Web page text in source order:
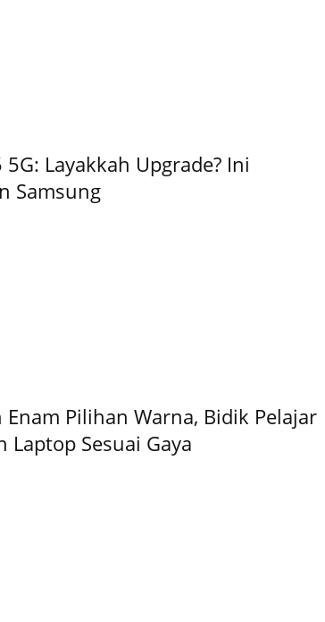
Layakkah Upgrade? Ini
Samsung
Pilihan Warna, Bidik Pelajar
Sesuai Gaya